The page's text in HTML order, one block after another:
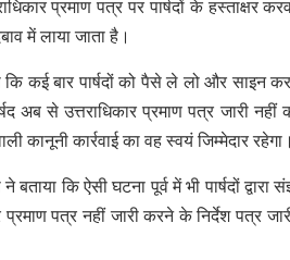
प्रमाण पत्र पर पार्षदों के हस्ताक्षर
में लाया जाता है।
कई बार पार्षदों को पैसे ले लो और साइन
से उत्तराधिकार प्रमाण पत्र जारी नहीं
कानूनी कार्रवाई का वह स्वयं जिम्मेदार रहेगा।
कि ऐसी घटना पूर्व में भी पार्षदों द्वारा
प्रमाण पत्र नहीं जारी करने के निर्देश पत्र